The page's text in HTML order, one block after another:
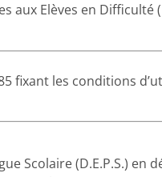
aux Elèves en Difficulté
fixant les conditions
Scolaire (D.E.P.S.) en